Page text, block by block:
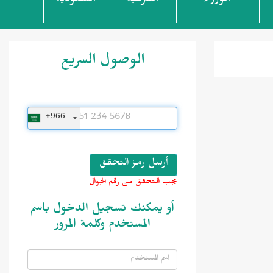
الوصول السريع
+966
يجب التحقق من رقم الجوال
أو يمكنك تسجيل الدخول باسم
المستخدم وكلمة المرور